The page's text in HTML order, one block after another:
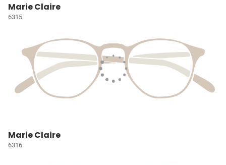
Marie Claire
6315
Marie Claire
6316